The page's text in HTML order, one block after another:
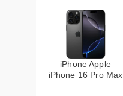
iPhone Apple
iPhone 16 Pro Max